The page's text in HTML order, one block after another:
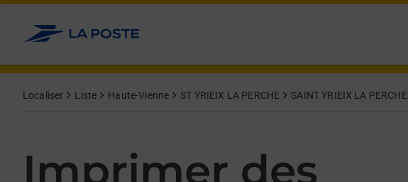
Allez au contenu
Localiser Liste Haute-Vienne ST YRIEIX LA PERCHE SAINT YRIEIX LA PERCHE
Imprimer des
Afficher ou masquer la réponse
Afficher ou masquer la réponse
Afficher ou masquer la réponse
Afficher ou masquer la réponse